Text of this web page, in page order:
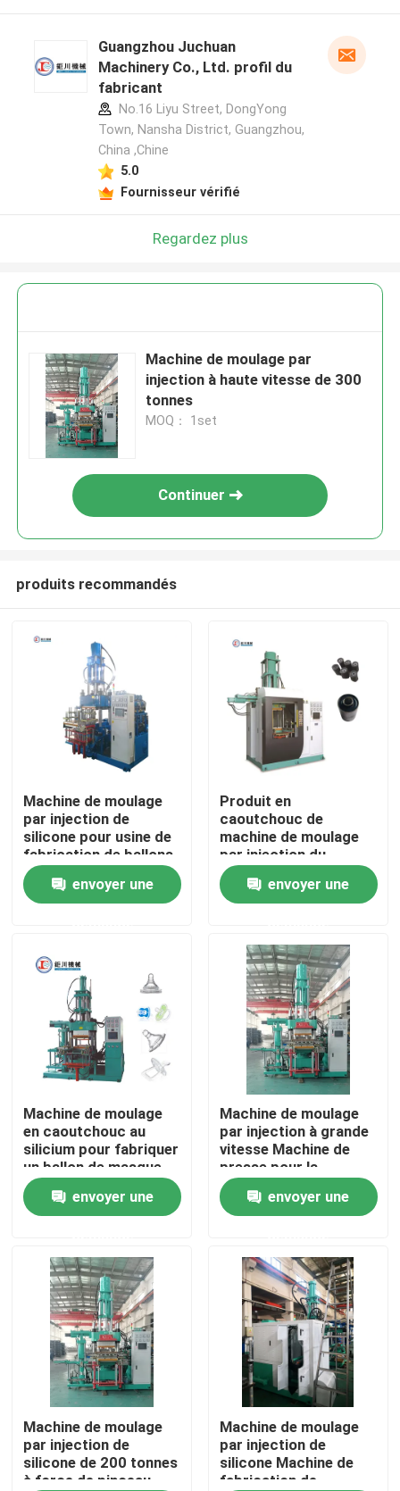
Aperçu
Produits
Vidéos
A propos de nous
Visite d'usine
Contrôle de la qualité
Contact
nouvelles
Demande de soumission
VR SHOW
Guangzhou Juchuan
Machinery Co., Ltd. profil du
fabricant
No.16 Liyu Street, DongYong
Town, Nansha District, Guangzhou,
China ,Chine
5.0
Fournisseur vérifié
Regardez plus
Machine de moulage par
injection à haute vitesse de 300
tonnes
MOQ： 1set
Continuer
produits recommandés
Machine de moulage
par injection de
silicone pour usine de
fabrication de ballons
de masques laryngaux
médicauxenvoyer une
Produit en
caoutchouc de
machine de moulage
par injection du
silicone 100T-1000T
faisant la machine
envoyer une
Machine de moulage
en caoutchouc au
silicium pour fabriquer
un ballon de masque
de laryngeal médical
envoyer une
Machine de moulage
par injection à grande
vitesse Machine de
presse pour la
fabrication de pièces
automobilesenvoyer une
Machine de moulage
par injection de
silicone de 200 tonnes
à force de pinceau
Machine de moulage
par injection de
silicone Machine de
fabrication de